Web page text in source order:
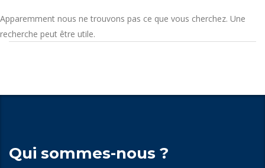
Apparemment nous ne trouvons pas ce que vous cherchez. Une
recherche peut être utile.
Qui sommes-nous ?